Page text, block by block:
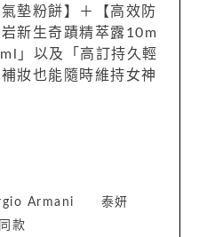
墊粉餅】＋【高效防
新生奇蹟精萃露10m
」以及「高訂持久輕
妝也能隨時維持女神
Armani
泰妍
款